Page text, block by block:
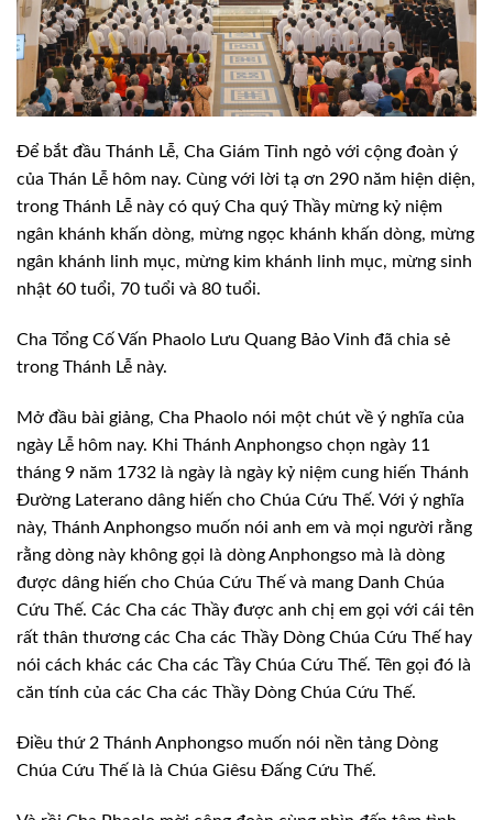
Để bắt đầu Thánh Lễ, Cha Giám Tỉnh ngỏ với cộng đoàn ý
của Thán Lễ hôm nay. Cùng với lời tạ ơn 290 năm hiện diện,
trong Thánh Lễ này có quý Cha quý Thầy mừng kỷ niệm
ngân khánh khấn dòng, mừng ngọc khánh khấn dòng, mừng
ngân khánh linh mục, mừng kim khánh linh mục, mừng sinh
nhật 60 tuổi, 70 tuổi và 80 tuổi.
Cha Tổng Cố Vấn Phaolo Lưu Quang Bảo Vinh đã chia sẻ
trong Thánh Lễ này.
Mở đầu bài giảng, Cha Phaolo nói một chút về ý nghĩa của
ngày Lễ hôm nay. Khi Thánh Anphongso chọn ngày 11
tháng 9 năm 1732 là ngày là ngày kỷ niệm cung hiến Thánh
Đường Laterano dâng hiến cho Chúa Cứu Thế. Với ý nghĩa
này, Thánh Anphongso muốn nói anh em và mọi người rằng
rằng dòng này không gọi là dòng Anphongso mà là dòng
được dâng hiến cho Chúa Cứu Thế và mang Danh Chúa
Cứu Thế. Các Cha các Thầy được anh chị em gọi với cái tên
rất thân thương các Cha các Thầy Dòng Chúa Cứu Thế hay
nói cách khác các Cha các Tầy Chúa Cứu Thế. Tên gọi đó là
căn tính của các Cha các Thầy Dòng Chúa Cứu Thế.
Điều thứ 2 Thánh Anphongso muốn nói nền tảng Dòng
Chúa Cứu Thế là là Chúa Giêsu Đấng Cứu Thế.